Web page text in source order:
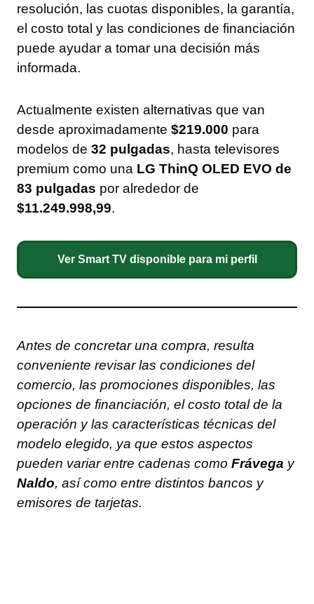
resolución, las cuotas disponibles, la garantía,
el costo total y las condiciones de financiación
puede ayudar a tomar una decisión más
informada.
Actualmente existen alternativas que van
desde aproximadamente $219.000 para
modelos de 32 pulgadas, hasta televisores
premium como una LG ThinQ OLED EVO de
83 pulgadas por alrededor de
$11.249.998,99.
Ver Smart TV disponible para mi perfil
Antes de concretar una compra, resulta
conveniente revisar las condiciones del
comercio, las promociones disponibles, las
opciones de financiación, el costo total de la
operación y las características técnicas del
modelo elegido, ya que estos aspectos
pueden variar entre cadenas como Frávega y
Naldo, así como entre distintos bancos y
emisores de tarjetas.